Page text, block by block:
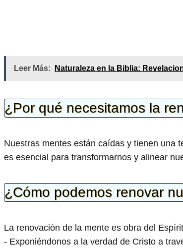
Leer Más: Naturaleza en la Biblia:
¿Por qué necesitamos la
Nuestras mentes están caídas y tienen una
es esencial para transformarnos y alinear
¿Cómo podemos renovar
La renovación de la mente es obra del
- Exponiéndonos a la verdad de Cristo a